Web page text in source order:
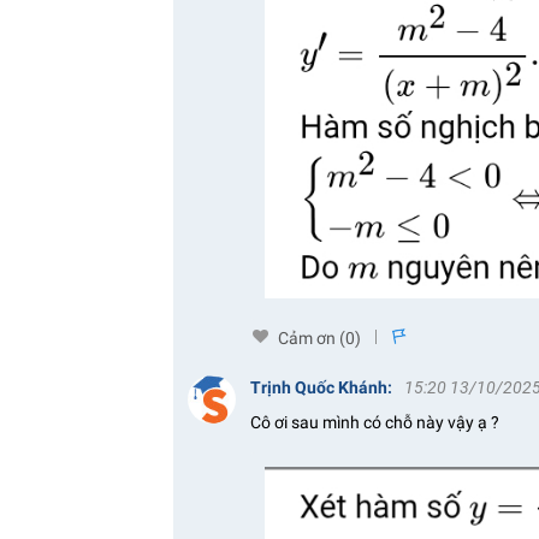
Cảm ơn (0)
Trịnh Quốc Khánh:
15:20 13/10/
Cô ơi sau mình có chỗ này vậy ạ ?